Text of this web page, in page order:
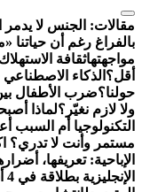
التجاوز
إلى
المحتوى
مقالات: الجنس لا
بالفراغ رغم أن حياتنا
مواجهتهاثقافة
أقل؟ الذكاء
حولنا؟ضرب الأطفال
ولا لازم نغيّر؟لماذا
التكنولوجيا أم السبب
مستمر وأنت لا تدري؟
الإباحية: تعريفها،